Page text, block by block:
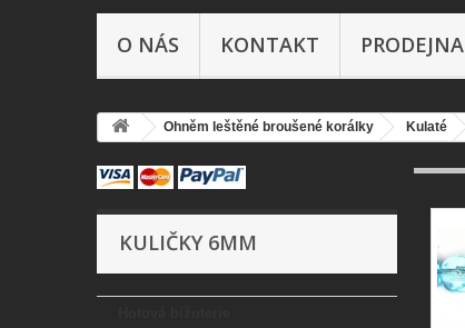
O NÁS KONTAKT PRODEJNA
Ohněm leštěné broušené korálky Kulaté
KULIČKY 6MM